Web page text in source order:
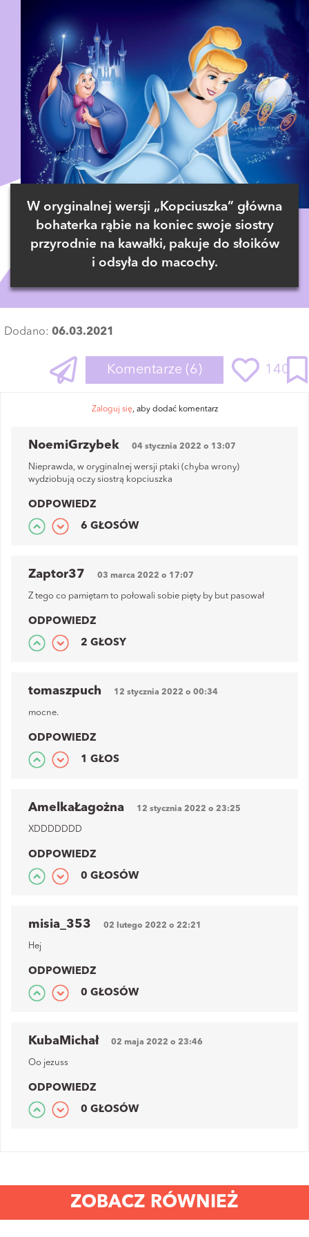
W oryginalnej wersji „Kopciuszka” główna
bohaterka rąbie na koniec swoje siostry
przyrodnie na kawałki, pakuje do słoików
i odsyła do macochy.
Dodano: 06.03.2021
Komentarze (6) 140
Zaloguj się, aby dodać komentarz
NoemiGrzybek 04 stycznia 2022 o 13:07
Nieprawda, w oryginalnej wersji ptaki (chyba wrony)
wydziobują oczy siostrą kopciuszka
ODPOWIEDZ
6 GŁOSÓW
Zaptor37 03 marca 2022 o 17:07
Z tego co pamiętam to połowali sobie pięty by but pasował
ODPOWIEDZ
2 GŁOSY
tomaszpuch 12 stycznia 2022 o 00:34
mocne.
ODPOWIEDZ
1 GŁOS
AmelkaŁagożna 12 stycznia 2022 o 23:25
XDDDDDDD
ODPOWIEDZ
0 GŁOSÓW
misia_353 02 lutego 2022 o 22:21
Hej
ODPOWIEDZ
0 GŁOSÓW
KubaMichał 02 maja 2022 o 23:46
Oo jezuss
ODPOWIEDZ
0 GŁOSÓW
ZOBACZ RÓWNIEŻ